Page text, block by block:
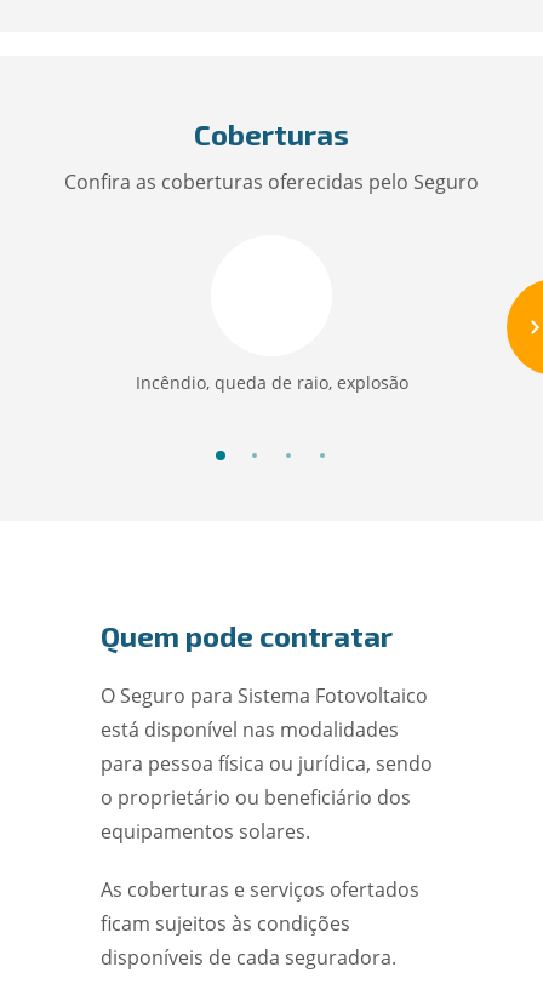
Coberturas
Confira as coberturas oferecidas pelo Seguro
Incêndio, queda de raio, explosão
Quem pode contratar
O Seguro para Sistema Fotovoltaico
está disponível nas modalidades
para pessoa física ou jurídica, sendo
o proprietário ou beneficiário dos
equipamentos solares.
As coberturas e serviços ofertados
ficam sujeitos às condições
disponíveis de cada seguradora.